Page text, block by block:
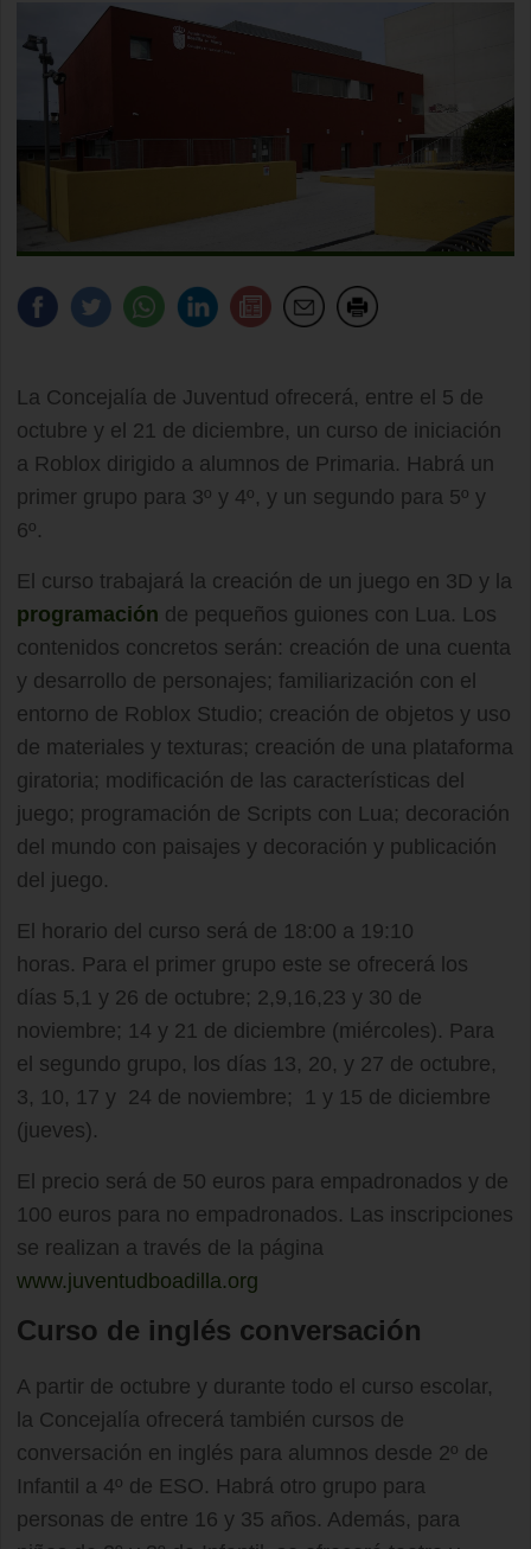
La Concejalía de Juventud ofrecerá, entre el 5 de
octubre y el 21 de diciembre, un curso de iniciación
a Roblox dirigido a alumnos de Primaria. Habrá un
primer grupo para 3º y 4º, y un segundo para 5º y
6º.
El curso trabajará la creación de un juego en 3D y la
programación de pequeños guiones con Lua. Los
contenidos concretos serán: creación de una cuenta
y desarrollo de personajes; familiarización con el
entorno de Roblox Studio; creación de objetos y uso
de materiales y texturas; creación de una plataforma
giratoria; modificación de las características del
juego; programación de Scripts con Lua; decoración
del mundo con paisajes y decoración y publicación
del juego.
El horario del curso será de 18:00 a 19:10
horas. Para el primer grupo este se ofrecerá los
días 5,1 y 26 de octubre; 2,9,16,23 y 30 de
noviembre; 14 y 21 de diciembre (miércoles). Para
el segundo grupo, los días 13, 20, y 27 de octubre,
3, 10, 17 y 24 de noviembre; 1 y 15 de diciembre
(jueves).
El precio será de 50 euros para empadronados y de
100 euros para no empadronados. Las inscripciones
se realizan a través de la página
www.juventudboadilla.org
Curso de inglés conversación
A partir de octubre y durante todo el curso escolar,
la Concejalía ofrecerá también cursos de
conversación en inglés para alumnos desde 2º de
Infantil a 4º de ESO. Habrá otro grupo para
personas de entre 16 y 35 años. Además, para